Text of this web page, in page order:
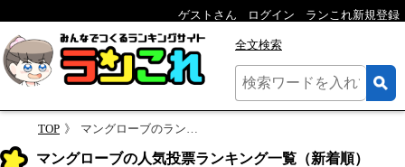
ゲストさん ログイン ランこれ新規登録
全文検索
TOP マングローブのランキング
マングローブの人気投票ランキング一覧（新着順）